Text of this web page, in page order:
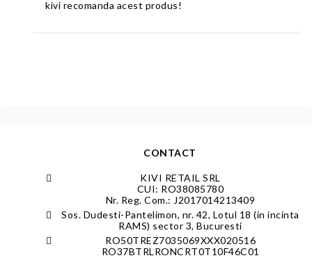
kivi recomanda acest produs!
CONTACT
KIVI RETAIL SRL
CUI: RO38085780
Nr. Reg. Com.: J2017014213409
Sos. Dudesti-Pantelimon, nr. 42, Lotul 18 (in incinta
RAMS) sector 3, Bucuresti
RO50TREZ7035069XXX020516
RO37BTRLRONCRT0T10F46C01